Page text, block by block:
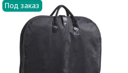
Под заказ